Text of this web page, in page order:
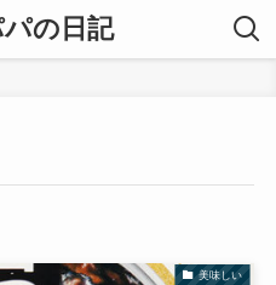
の日記
美味しい